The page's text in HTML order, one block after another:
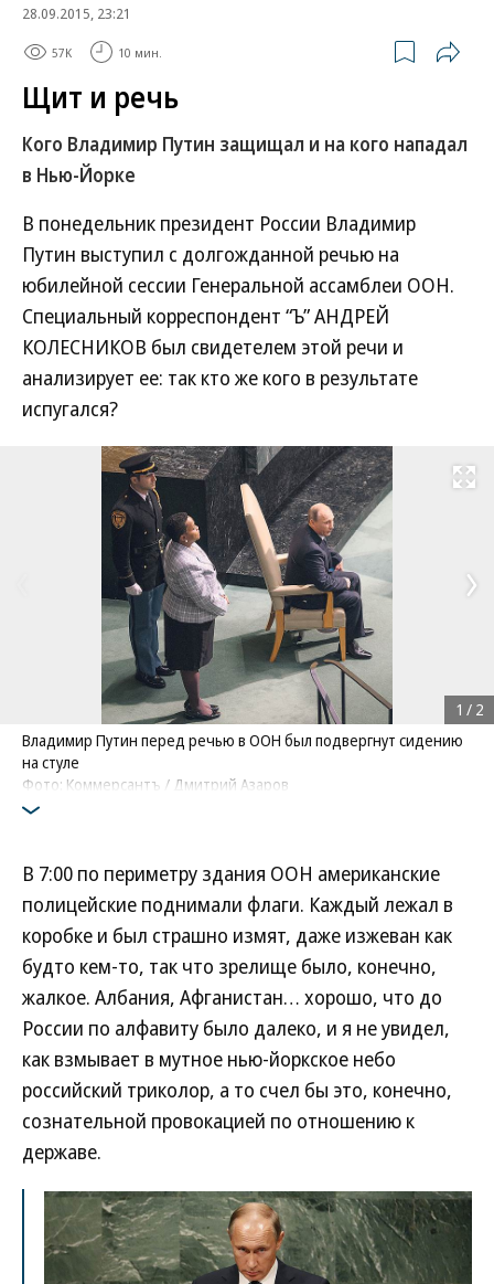
28.09.2015, 23:21
57K 10 мин.
Щит и речь
Кого Владимир Путин защищал и на кого нападал
в Нью-Йорке
В понедельник президент России Владимир
Путин выступил с долгожданной речью на
юбилейной сессии Генеральной ассамблеи ООН.
Специальный корреспондент “Ъ” АНДРЕЙ
КОЛЕСНИКОВ был свидетелем этой речи и
анализирует ее: так кто же кого в результате
испугался?
Развернуть
Владимир Путин перед речью в ООН был подвергнут сидению
на стуле
Фото: Коммерсантъ / Дмитрий Азаров
1 / 2
В 7:00 по периметру здания ООН американские
полицейские поднимали флаги. Каждый лежал в
коробке и был страшно измят, даже изжеван как
будто кем-то, так что зрелище было, конечно,
жалкое. Албания, Афганистан… хорошо, что до
России по алфавиту было далеко, и я не увидел,
как взмывает в мутное нью-йоркское небо
российский триколор, а то счел бы это, конечно,
сознательной провокацией по отношению к
державе.